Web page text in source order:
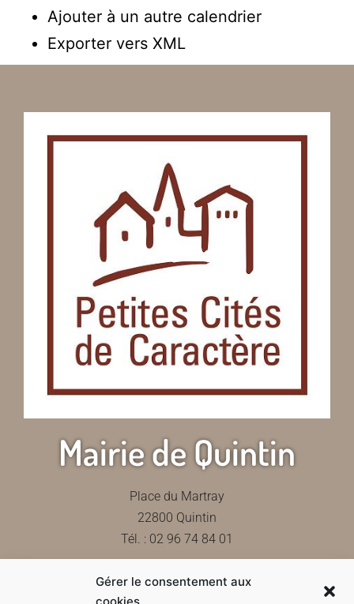
Gérer le consentement aux
Ajouter à un autre calendrier
Exporter vers XML
Mairie de Quintin
Place du Martray
22800 Quintin
Tél. : 02 96 74 84 01
Contactez-nous